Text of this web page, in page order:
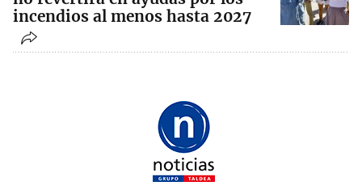
incendios al menos hasta 2027